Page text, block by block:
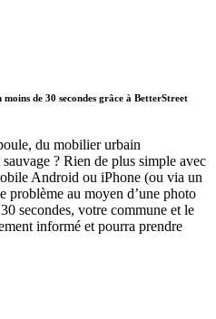
de 30 secondes grâce à BetterStreet
du mobilier urbain
? Rien de plus simple avec
Android ou iPhone (ou via un
problème au moyen d’une photo
secondes, votre commune et le
informé et pourra prendre